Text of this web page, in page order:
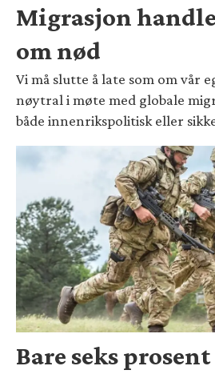
Migrasjon
om nød
Vi må slutte å late som om vår
nøytral i møte med globale
både innenrikspolitisk eller
Bare seks